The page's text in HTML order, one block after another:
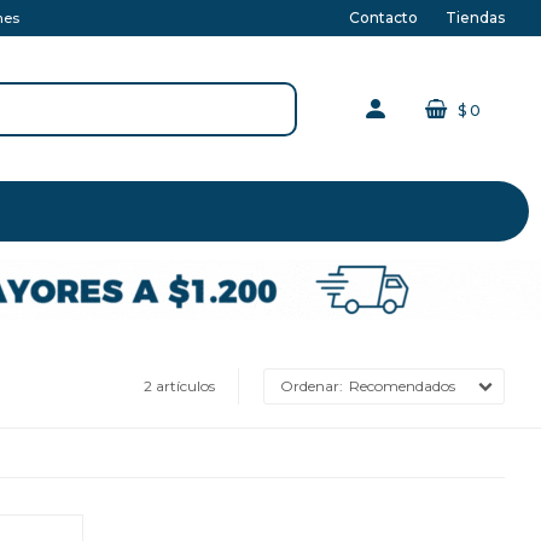
$ 0
Contacto Tiendas
2 artículos Recomendados